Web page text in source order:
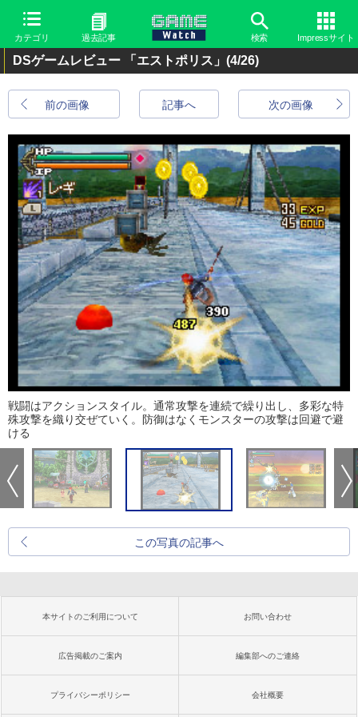
カテゴリ 過去記事 検索 Impressサイト
DSゲームレビュー 「エストポリス」 (4/26)
前の画像 次の画像
記事へ
戦闘はアクションスタイル。通常攻撃を連続で繰り出し、多彩な特
殊攻撃を織り交ぜていく。防御はなくモンスターの攻撃は回避で避
ける
この写真の記事へ
本サイトのご利用について お問い合わせ
広告掲載のご案内 編集部へのご連絡
プライバシーポリシー 会社概要